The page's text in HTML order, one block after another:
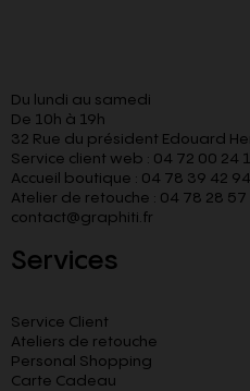
Du lundi au samedi
De 10h à 19h
32 Rue du président Edouard
Service client web : 04 72 00 24
Accueil boutique : 04 78 39 42 94
Atelier de retouche : 04 78 28 57
contact@graphiti.fr
Services
Service Client
Ateliers de retouche
Personal Shopping
Carte Cadeau